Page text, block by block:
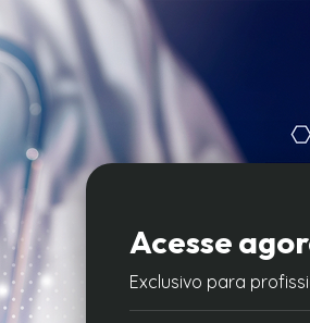
Acesse
Exclusivo para